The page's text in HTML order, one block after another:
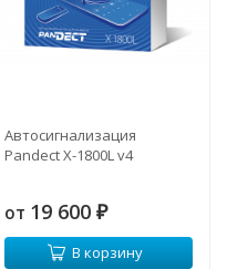
Автосигнализация
Pandect X-1800L v4
от 19 600 ₽
В корзину